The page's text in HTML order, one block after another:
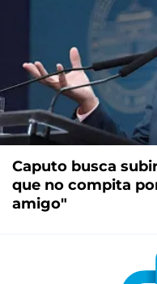
Caputo busca
que no compita
amigo"